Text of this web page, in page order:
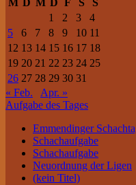
M D M D F S
S
1
2 3
4
5
6 7 8 9 10 11
12 13 14 15 16 17 18
19 20 21 22 23 24 25
26 27 28 29 30 31
« Feb.
Apr. »
Aufgabe des Tages
Emmendinger
Schachaufgabe
Schachaufgabe
Neuordnung der Ligen
(kein Titel)